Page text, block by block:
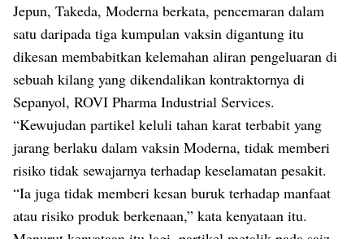
Jepun, Takeda, Moderna berkata, pencemaran dalam
satu daripada tiga kumpulan vaksin digantung itu
dikesan membabitkan kelemahan aliran pengeluaran di
sebuah kilang yang dikendalikan kontraktornya di
Sepanyol, ROVI Pharma Industrial Services.
“Kewujudan partikel keluli tahan karat terbabit yang
jarang berlaku dalam vaksin Moderna, tidak memberi
risiko tidak sewajarnya terhadap keselamatan pesakit.
“Ia juga tidak memberi kesan buruk terhadap manfaat
atau risiko produk berkenaan,” kata kenyataan itu.